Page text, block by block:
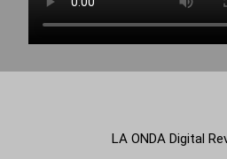
LA ONDA Digital